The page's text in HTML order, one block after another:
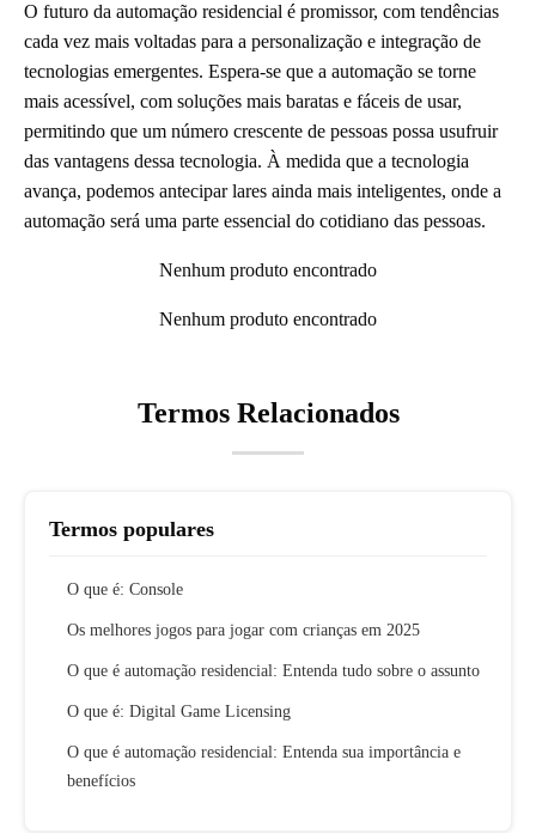
O futuro da automação residencial é promissor, com tendências
cada vez mais voltadas para a personalização e integração de
tecnologias emergentes. Espera-se que a automação se torne
mais acessível, com soluções mais baratas e fáceis de usar,
permitindo que um número crescente de pessoas possa usufruir
das vantagens dessa tecnologia. À medida que a tecnologia
avança, podemos antecipar lares ainda mais inteligentes, onde a
automação será uma parte essencial do cotidiano das pessoas.
Nenhum produto encontrado
Nenhum produto encontrado
Termos Relacionados
Termos populares
O que é: Console
Os melhores jogos para jogar com crianças em 2025
O que é automação residencial: Entenda tudo sobre o assunto
O que é: Digital Game Licensing
O que é automação residencial: Entenda sua importância e
benefícios